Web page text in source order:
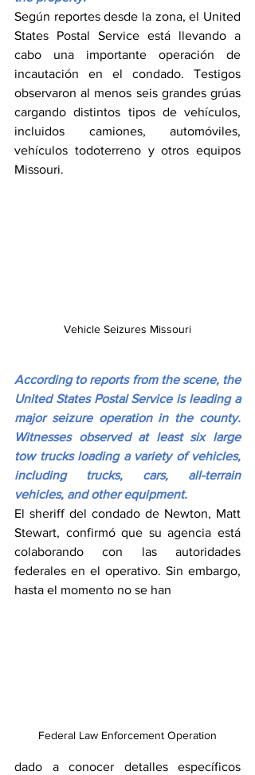
Según reportes desde la zona, el United
States Postal Service está llevando a
cabo una importante operación de
incautación en el condado. Testigos
observaron al menos seis grandes grúas
cargando distintos tipos de vehículos,
incluidos camiones, automóviles,
vehículos todoterreno y otros equipos
Missouri.
Vehicle Seizures Missouri
According to reports from the scene, the
United States Postal Service is leading a
major seizure operation in the county.
Witnesses observed at least six large
tow trucks loading a variety of vehicles,
including trucks, cars, all-terrain
vehicles, and other equipment.
El sheriff del condado de Newton, Matt
Stewart, confirmó que su agencia está
colaborando con las autoridades
federales en el operativo. Sin embargo,
hasta el momento no se han
Federal Law Enforcement Operation
dado a conocer detalles específicos